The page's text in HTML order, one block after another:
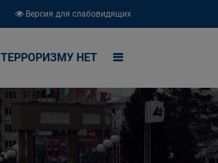
Версия для слабовидящих
ТЕРРОРИЗМУ НЕТ